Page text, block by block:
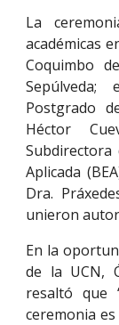
La
académicas
Coquimbo
Postgrado
Héctor
Aplicada
Dra.
unieron
En la
de la UCN,
resaltó que
ceremonia